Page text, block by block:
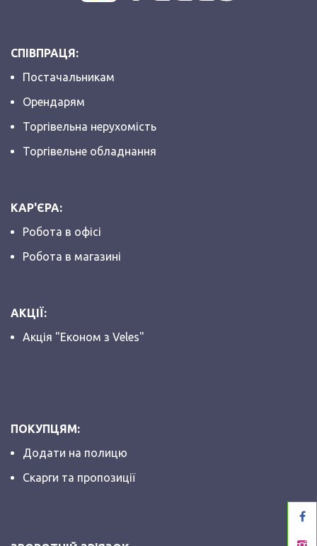
СПІВПРАЦЯ:
Постачальникам
Орендарям
Торгівельна нерухомість
Торгівельне обладнання
КАР'ЄРА:
Робота в офісі
Робота в магазині
АКЦІЇ:
Акція "Економ з Veles"
ПОКУПЦЯМ:
Додати на полицю
Скарги та пропозиції